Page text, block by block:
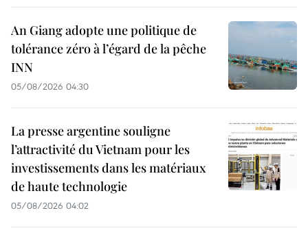
An Giang adopte une politique de
tolérance zéro à l’égard de la pêche
INN
05/08/2026 04:30
La presse argentine souligne
l’attractivité du Vietnam pour les
investissements dans les matériaux
de haute technologie
05/08/2026 04:02